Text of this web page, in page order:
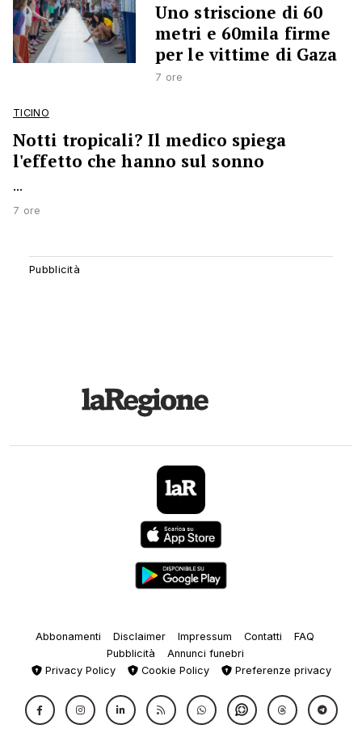
Uno striscione di 60
metri e 60mila firme
per le vittime di Gaza
7 ore
TICINO
Notti tropicali? Il medico spiega
l'effetto che hanno sul sonno
...
7 ore
Abbonamenti Disclaimer Impressum Contatti
FAQ
Pubblicità
Annunci funebri
Privacy Policy
Cookie Policy Preferenze privacy